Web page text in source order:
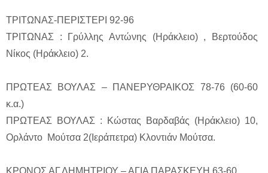
ΤΡΙΤΩΝΑΣ-ΠΕΡΙΣΤΕΡΙ 92-96
ΤΡΙΤΩΝΑΣ : Γρύλλης Αντώνης (Ηράκλειο) , Βερτούδος
Νίκος (Ηράκλειο) 2.
ΠΡΩΤΕΑΣ ΒΟΥΛΑΣ – ΠΑΝΕΡΥΘΡΑΙΚΟΣ 78-76 (60-60
κ.α.)
ΠΡΩΤΕΑΣ ΒΟΥΛΑΣ : Κώστας Βαρδαβάς (Ηράκλειο) 10,
Ορλάντο Μούτσα 2(Ιεράπετρα) Κλοντιάν Μούτσα.